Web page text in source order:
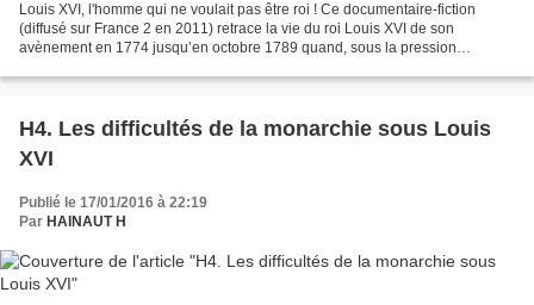
Louis XVI, l'homme qui ne voulait pas être roi ! Ce documentaire-fiction
(diffusé sur France 2 en 2011) retrace la vie du roi Louis XVI de son
avènement en 1774 jusqu’en octobre 1789 quand, sous la pression
H4. Les difficultés de la monarchie sous Louis
XVI
Publié le 17/01/2016 à 22:19
Par HAINAUT H